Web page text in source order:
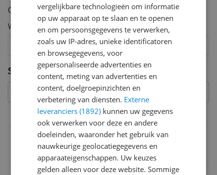
Specificaties
Belangrijkste kenmerken
9317385163079
Cijfer
Welk cijfer geef jij dit product?
8
7
6
5
4
3
2
Vraag 1 van 4
vergelijkbare technologieën om informatie
op uw apparaat op te slaan en te openen
en om persoonsgegevens te verwerken,
zoals uw IP-adres, unieke identificatoren
en browsegegevens, voor
gepersonaliseerde advertenties en
content, meting van advertenties en
content, doelgroepinzichten en
verbetering van diensten. Externe
leveranciers (1892) kunnen uw gegevens
ook verwerken voor deze en andere
doeleinden, waaronder het gebruik van
nauwkeurige geolocatiegegevens en
apparaateigenschappen. Uw keuzes
gelden alleen voor deze website. Sommige